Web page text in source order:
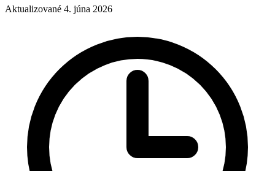
Aktualizované 4. júna 2026